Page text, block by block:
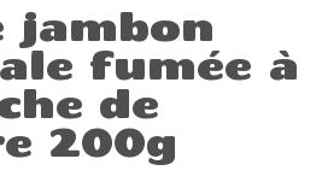
jambon
fumée à
de
200g